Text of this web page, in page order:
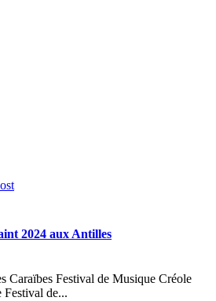
2024 aux Antilles
Caraïbes Festival de Musique Créole
de...